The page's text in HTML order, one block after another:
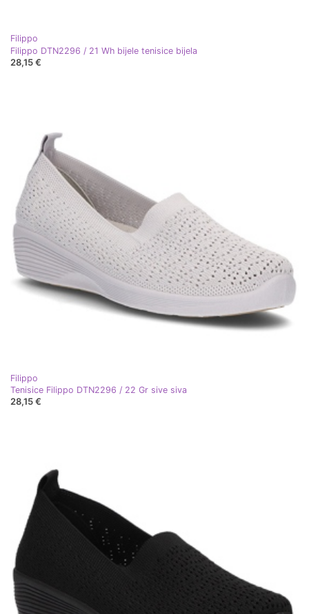
Filippo
Filippo DTN2296 / 21 Wh bijele tenisice bijela
28,15 €
Filippo
Tenisice Filippo DTN2296 / 22 Gr sive siva
28,15 €